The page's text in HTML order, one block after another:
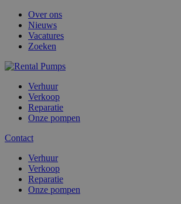
Over ons
Nieuws
Vacatures
Zoeken
Verhuur
Verkoop
Reparatie
Onze pompen
Contact
Verhuur
Verkoop
Reparatie
Onze pompen